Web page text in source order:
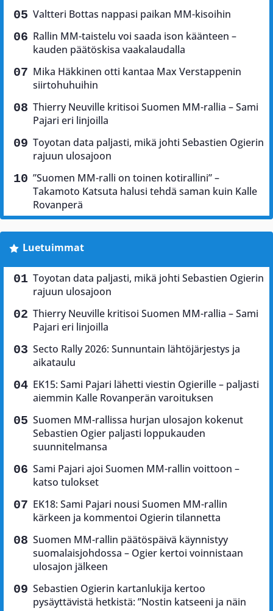
Valtteri Bottas nappasi paikan MM-kisoihin
Rallin MM-taistelu voi saada ison käänteen –
kauden päätöskisa vaakalaudalla
Mika Häkkinen otti kantaa Max Verstappenin
siirtohuhuihin
Thierry Neuville kritisoi Suomen MM-rallia – Sami
Pajari eri linjoilla
Toyotan data paljasti, mikä johti Sebastien Ogierin
rajuun ulosajoon
”Suomen MM-ralli on toinen kotirallini” –
Takamoto Katsuta halusi tehdä saman kuin Kalle
Rovanperä
Luetuimmat
Toyotan data paljasti, mikä johti Sebastien Ogierin
rajuun ulosajoon
Thierry Neuville kritisoi Suomen MM-rallia – Sami
Pajari eri linjoilla
Secto Rally 2026: Sunnuntain lähtöjärjestys ja
aikataulu
EK15: Sami Pajari lähetti viestin Ogierille – paljasti
aiemmin Kalle Rovanperän varoituksen
Suomen MM-rallissa hurjan ulosajon kokenut
Sebastien Ogier paljasti loppukauden
suunnitelmansa
Sami Pajari ajoi Suomen MM-rallin voittoon –
katso tulokset
EK18: Sami Pajari nousi Suomen MM-rallin
kärkeen ja kommentoi Ogierin tilannetta
Suomen MM-rallin päätöspäivä käynnistyy
suomalaisjohdossa – Ogier kertoi voinnistaan
ulosajon jälkeen
Sebastien Ogierin kartanlukija kertoo
pysäyttävistä hetkistä: ”Nostin katseeni ja näin